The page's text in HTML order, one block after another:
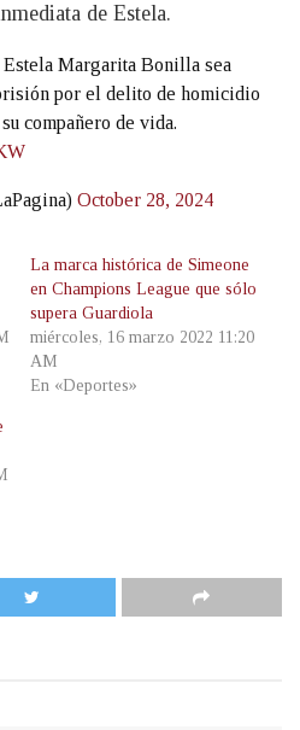
de Estela.
Margarita Bonilla sea
por el delito de homicidio
compañero de vida.
October 28, 2024
La marca histórica de Simeone
en Champions League que sólo
supera Guardiola
miércoles, 16 marzo 2022 11:20
AM
En «Deportes»